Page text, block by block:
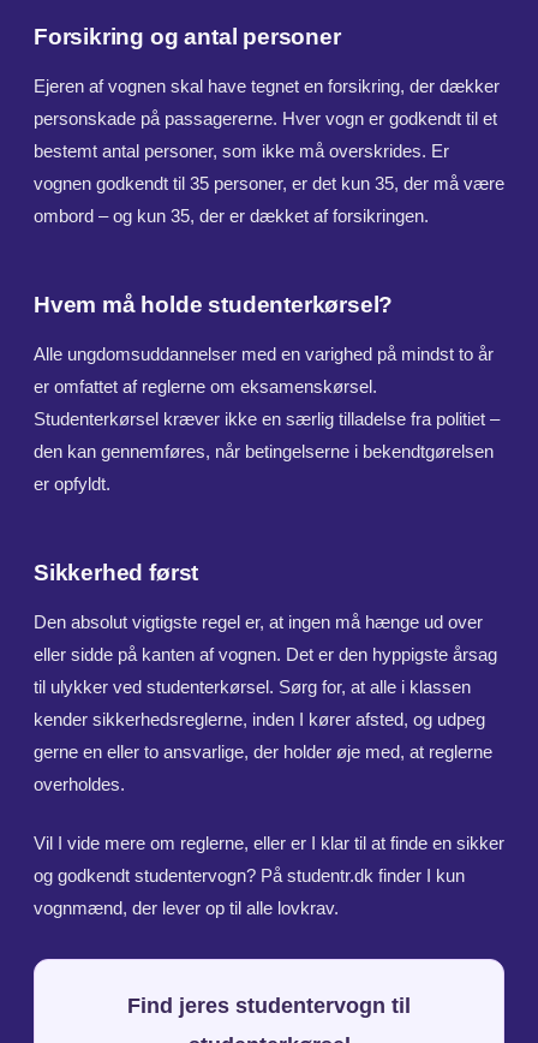
Forsikring og antal personer
Ejeren af vognen skal have tegnet en forsikring, der dækker
personskade på passagererne. Hver vogn er godkendt til et
bestemt antal personer, som ikke må overskrides. Er
vognen godkendt til 35 personer, er det kun 35, der må være
ombord – og kun 35, der er dækket af forsikringen.
Hvem må holde studenterkørsel?
Alle ungdomsuddannelser med en varighed på mindst to år
er omfattet af reglerne om eksamenskørsel.
Studenterkørsel kræver ikke en særlig tilladelse fra politiet –
den kan gennemføres, når betingelserne i bekendtgørelsen
er opfyldt.
Sikkerhed først
Den absolut vigtigste regel er, at ingen må hænge ud over
eller sidde på kanten af vognen. Det er den hyppigste årsag
til ulykker ved studenterkørsel. Sørg for, at alle i klassen
kender sikkerhedsreglerne, inden I kører afsted, og udpeg
gerne en eller to ansvarlige, der holder øje med, at reglerne
overholdes.
Vil I vide mere om reglerne, eller er I klar til at finde en sikker
og godkendt studentervogn? På studentr.dk finder I kun
vognmænd, der lever op til alle lovkrav.
Find jeres studentervogn til